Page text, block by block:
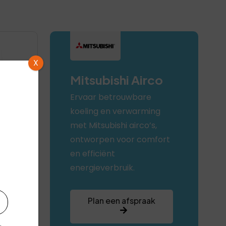
Mitsubishi Airco
Ervaar betrouwbare
koeling en verwarming
met Mitsubishi airco’s,
ontworpen voor comfort
en efficiënt
energieverbruik.
Plan een afspraak
X